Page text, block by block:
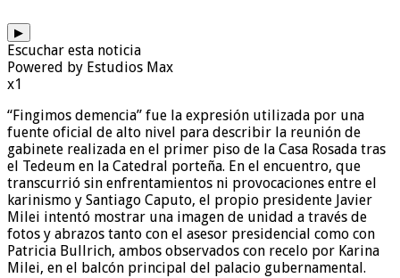
▶
Escuchar esta noticia
Powered by Estudios Max
x1
“Fingimos demencia” fue la expresión utilizada por una
fuente oficial de alto nivel para describir la reunión de
gabinete realizada en el primer piso de la Casa Rosada tras
el Tedeum en la Catedral porteña. En el encuentro, que
transcurrió sin enfrentamientos ni provocaciones entre el
karinismo y Santiago Caputo, el propio presidente Javier
Milei intentó mostrar una imagen de unidad a través de
fotos y abrazos tanto con el asesor presidencial como con
Patricia Bullrich, ambos observados con recelo por Karina
Milei, en el balcón principal del palacio gubernamental.